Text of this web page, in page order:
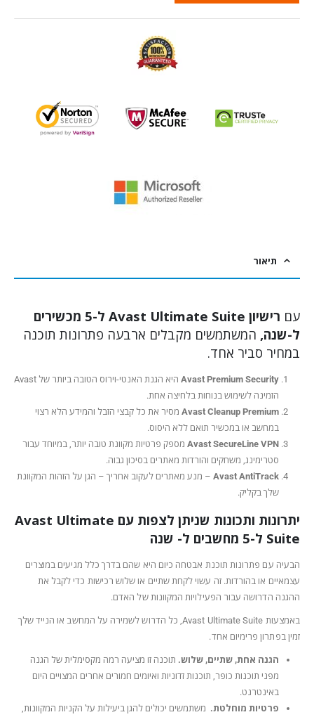
תיאור
עם
רישיון Avast Ultimate Suite ל-5 מכשירים
ל-שנה, המשתמשים מקבלים ארבעה פתרונות תוכנה
במחיר סביר אחד.
Avast Premium Security
היא הגנת האנטי-וירוס הטובה ביותר של Avast
הזמינה לשימוש בנוחות בלחיצה אחת.
Avast Cleanup Premiumמסיר את כל קבצי הזבל והמידע הלא רצוי
במחשב או במכשיר תואם ללא היסוס.
Avast SecureLine VPNמספק פרטיות מקוונת טובה יותר, במיוחד עבור
סטרימינג, משחקים והורדות מאתרים בסיכון גבוה.
Avast AntiTrack– מנע מאתרים לעקוב אחריך – הגן על הזהות המקוונת
שלך בקליק.
יתרונות ותכונות שניתן לצפות עם Avast Ultimate
Suite ל-5 מחשבים ל- שנה
הבעיה עם פתרונות תוכנת אבטחה כיום היא שהם בדרך כלל מגיעים במוצרים
עצמאיים או בהורדות. זה עשוי לקחת שתיים או שלוש רכישות כדי לקבל את
ההגנה הדרושה עבור הפעילויות המקוונות של האדם.
באמצעות Avast Ultimate Suite, כל הדרוש לשמירה על המחשב או הנייד שלך
זמין בפתרון פרימיום אחד.
הגנה אחת, שתיים, שלוש. תוכנה זו מציעה רמה מקסימלית של הגנה
מפני תוכנות כופר, תוכנות זדוניות ואיומים חמורים אחרים המצויים היום
באינטרנט.
פרטיות מוחלטת. משתמשים יכולים להגן ביעילות על הקניות המקוונות,